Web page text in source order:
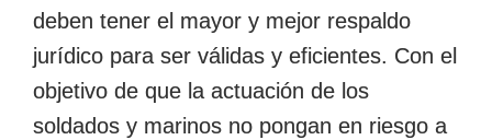
deben tener el mayor y mejor respaldo
jurídico para ser válidas y eficientes. Con el
objetivo de que la actuación de los
soldados y marinos no pongan en riesgo a